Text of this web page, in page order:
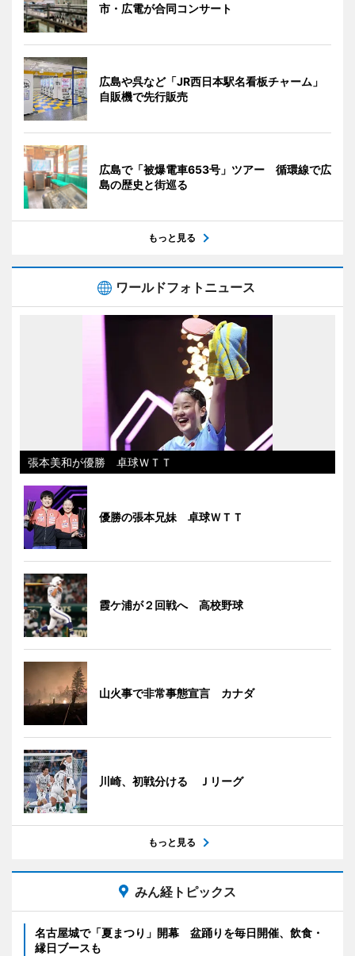
市・広電が合同コンサート
広島や呉など「JR西日本駅名看板チャーム」
自販機で先行販売
広島で「被爆電車653号」ツアー 循環線で広
島の歴史と街巡る
もっと見る
ワールドフォトニュース
張本美和が優勝 卓球ＷＴＴ
優勝の張本兄妹 卓球ＷＴＴ
霞ケ浦が２回戦へ 高校野球
山火事で非常事態宣言 カナダ
川崎、初戦分ける Ｊリーグ
もっと見る
みん経トピックス
名古屋城で「夏まつり」開幕 盆踊りを毎日開催、飲食・
縁日ブースも